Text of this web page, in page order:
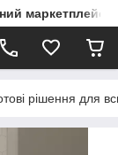
маркетплейс
рішення для